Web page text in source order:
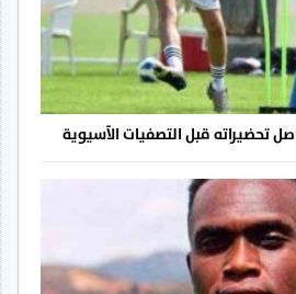
تحضيراته قبل التصفيات الآسيوية